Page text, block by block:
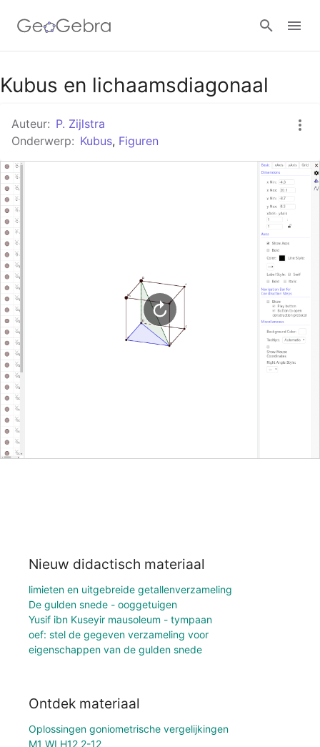
Google Classroom
GeoGebra Klaslokaal
Kubus en lichaamsdiagonaal
Auteur: P. Zijlstra
Onderwerp: Kubus, Figuren
Nieuw didactisch materiaal
limieten en uitgebreide getallenverzameling
De gulden snede - ooggetuigen
Yusif ibn Kuseyir mausoleum - tympaan
oef: stel de gegeven verzameling voor
eigenschappen van de gulden snede
Ontdek materiaal
Oplossingen goniometrische vergelijkingen
M1 WI H12 2-12